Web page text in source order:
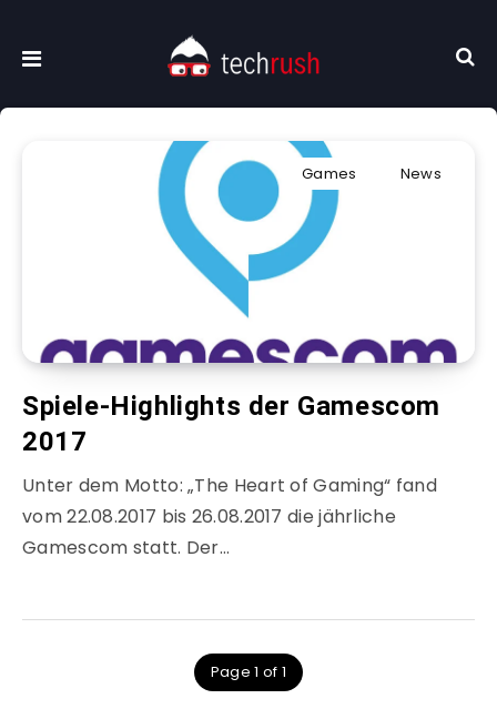
Games News
Spiele-Highlights der Gamescom
2017
Unter dem Motto: „The Heart of Gaming“ fand
vom 22.08.2017 bis 26.08.2017 die jährliche
Gamescom statt. Der…
Page 1 of 1